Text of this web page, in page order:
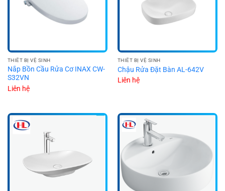
THIẾT BỊ VỆ SINH
Nắp Bồn Cầu Rửa Cơ INAX CW-
S32VN
Liên hệ
THIẾT BỊ VỆ SINH
Chậu Rửa Đặt Bàn AL-642V
Liên hệ